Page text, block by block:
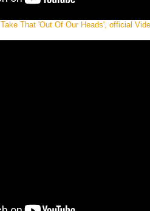
Take That 'Out Of Our Heads', official